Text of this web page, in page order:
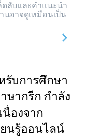
ดลับและคำแนะนำ
นอาจดูเหมือนเป็น
บการศึกษา
ษากรีก กำลัง
นื่องจาก
นรู้ออนไลน์